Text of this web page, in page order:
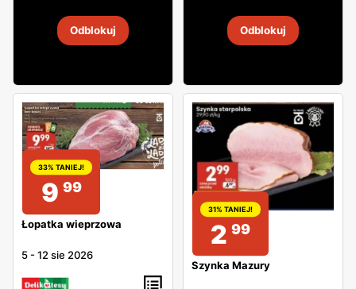
19 sie 2026Odblokuj 19 sie 2026Odblokuj
33% TANIEJ!
9 99
Łopatka wieprzowa
5 -12 sie 2026
31% TANIEJ!
2 99
Szynka Mazury